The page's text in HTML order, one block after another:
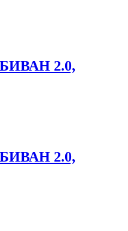
БИВАН 2.0,
БИВАН 2.0,